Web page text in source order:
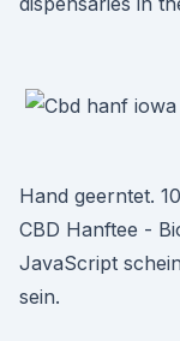
Hand geerntet.
CBD Hanftee -
JavaScript
sein.